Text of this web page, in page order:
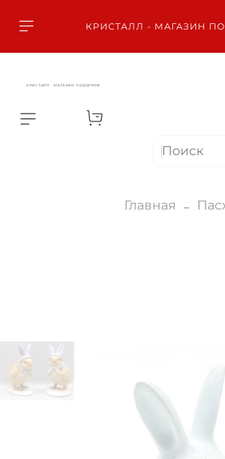
КРИСТАЛЛ - МАГАЗИН
КРИСТАЛЛ - МАГАЗИН ПОДАРКОВ
Главная